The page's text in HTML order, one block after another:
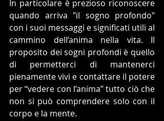
In particolare è prezioso riconoscere
quando arriva "il sogno profondo"
con i suoi messaggi e significati utili al
cammino dell’anima nella vita. Il
proposito dei sogni profondi è quello
di permetterci di mantenerci
pienamente vivi e contattare il potere
per “vedere con l’anima” tutto ciò che
non si può comprendere solo con il
corpo e la mente.